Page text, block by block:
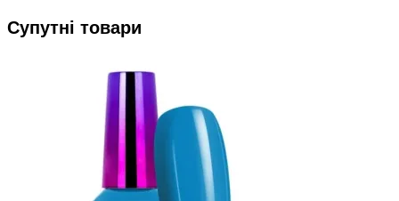
Супутні товари